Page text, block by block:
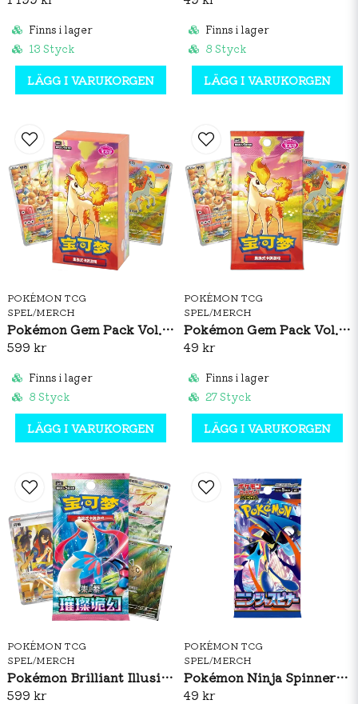
Finns i lager
13 Styck
LÄGG I VARUKORGEN
Finns i lager
8 Styck
LÄGG I VARUKORGEN
POKÉMON TCG
SPEL/MERCH
Pokémon Gem Pack Vol. 4 Booster Box (S-CH)
599 kr
Finns i lager
8 Styck
LÄGG I VARUKORGEN
POKÉMON TCG
SPEL/MERCH
Pokémon Gem Pack Vol. 4 Booster Pack (S-CH)
49 kr
Finns i lager
27 Styck
LÄGG I VARUKORGEN
POKÉMON TCG
SPEL/MERCH
Pokémon Brilliant Illusions CSV8C Booster Box Slim (S-CH)
599 kr
POKÉMON TCG
SPEL/MERCH
Pokémon Ninja Spinner Booster Pack (JP)
49 kr